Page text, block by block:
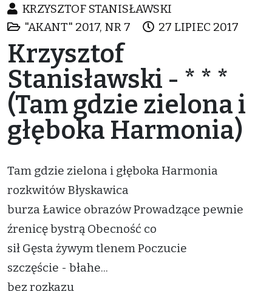
KRZYSZTOF STANISŁAWSKI
"AKANT" 2017, NR 7
27 LIPIEC 2017
Krzysztof
Stanisławski - * * *
(Tam gdzie zielona i
głęboka Harmonia)
Tam gdzie zielona i głęboka Harmonia
rozkwitów Błyskawica
burza Ławice obrazów Prowadzące pewnie
źrenicę bystrą Obecność co
sił Gęsta żywym tlenem Poczucie
szczęście - błahe...
bez rozkazu